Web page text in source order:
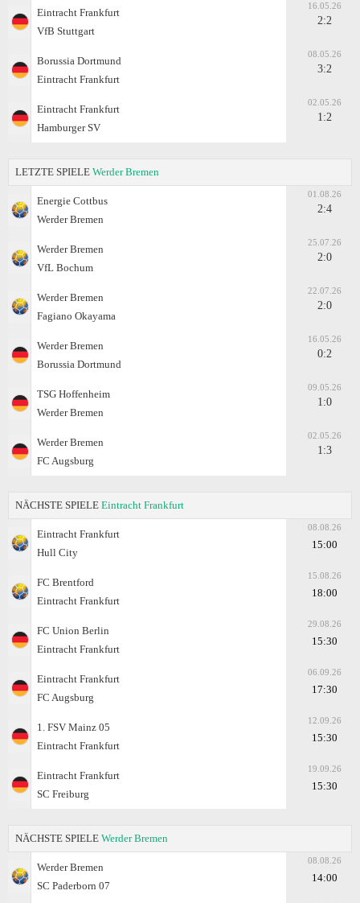
Eintracht Frankfurt
VfB Stuttgart
16.05.26
2:2
Borussia Dortmund
Eintracht Frankfurt
08.05.26
3:2
Eintracht Frankfurt
Hamburger SV
02.05.26
1:2
LETZTE SPIELE Werder Bremen
Energie Cottbus
Werder Bremen
01.08.26
2:4
Werder Bremen
VfL Bochum
25.07.26
2:0
Werder Bremen
Fagiano Okayama
22.07.26
2:0
Werder Bremen
Borussia Dortmund
16.05.26
0:2
TSG Hoffenheim
Werder Bremen
09.05.26
1:0
Werder Bremen
FC Augsburg
02.05.26
1:3
NÄCHSTE SPIELE Eintracht Frankfurt
Eintracht Frankfurt
Hull City
08.08.26
15:00
FC Brentford
Eintracht Frankfurt
15.08.26
18:00
FC Union Berlin
Eintracht Frankfurt
29.08.26
15:30
Eintracht Frankfurt
FC Augsburg
06.09.26
17:30
1. FSV Mainz 05
Eintracht Frankfurt
12.09.26
15:30
Eintracht Frankfurt
SC Freiburg
19.09.26
15:30
NÄCHSTE SPIELE Werder Bremen
Werder Bremen
SC Paderborn 07
08.08.26
14:00